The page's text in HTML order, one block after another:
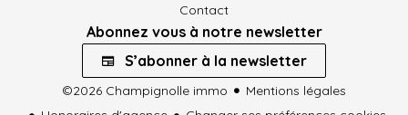
Contact
Abonnez vous à notre newsletter
S’abonner à la newsletter
©2026 Champignolle immo
Mentions légales